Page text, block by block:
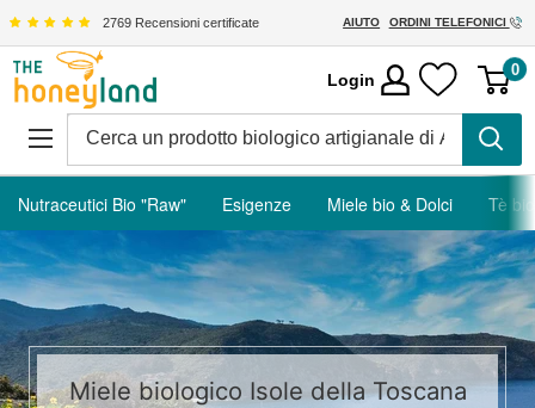
Vai
al
contenuto
2769 Recensioni certificate AIUTO ORDINI TELEFONICI
The
Honeyland
Login
0
Nutraceutici Bio "Raw" Esigenze Miele bio & Dolci Tè bio
Miele biologico Isole della Toscana